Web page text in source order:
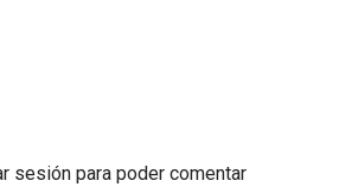
sesión para poder comentar